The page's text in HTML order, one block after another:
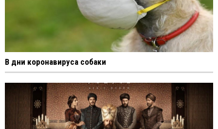
В дни коронавируса собаки